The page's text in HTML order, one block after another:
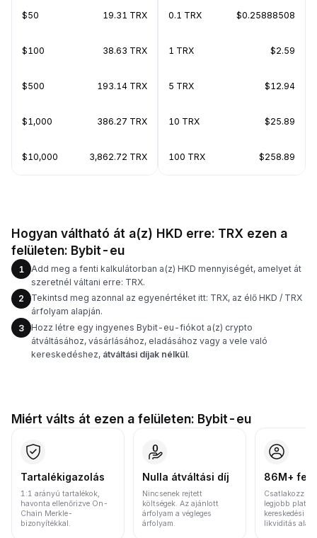
$50 19.31 TRX
$100 38.63 TRX
$500 193.14 TRX
$1,000 386.27 TRX
$10,000 3,862.72 TRX
0.1 TRX $0.25888508
1 TRX $2.59
5 TRX $12.94
10 TRX $25.89
100 TRX $258.89
Hogyan váltható át a(z) HKD erre: TRX ezen a
felületen: Bybit-eu
1
Add meg a fenti kalkulátorban a(z) HKD mennyiségét, amelyet át
szeretnél váltani erre: TRX.
2
Tekintsd meg azonnal az egyenértéket itt: TRX, az élő HKD / TRX
árfolyam alapján.
3
Hozz létre egy ingyenes Bybit-eu-fiókot a(z) crypto
átváltásához, vásárlásához, eladásához vagy a vele való
kereskedéshez, átváltási díjak nélkül.
Miért válts át ezen a felületen: Bybit-eu
Tartalékigazolás
1:1 arányú tartalékok,
havonta ellenőrizve On-
Chain Merkle-
bizonyítékkal.
Nulla átváltási díj
Nincsenek rejtett
költségek. Az ajánlott
árfolyam a végleges
árfolyam.
86M+
Csatlakozz a
legjobb
kereskedési
likviditás